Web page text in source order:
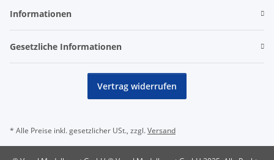
Informationen
Gesetzliche Informationen
Vertrag widerrufen
* Alle Preise inkl. gesetzlicher USt., zzgl.Versand